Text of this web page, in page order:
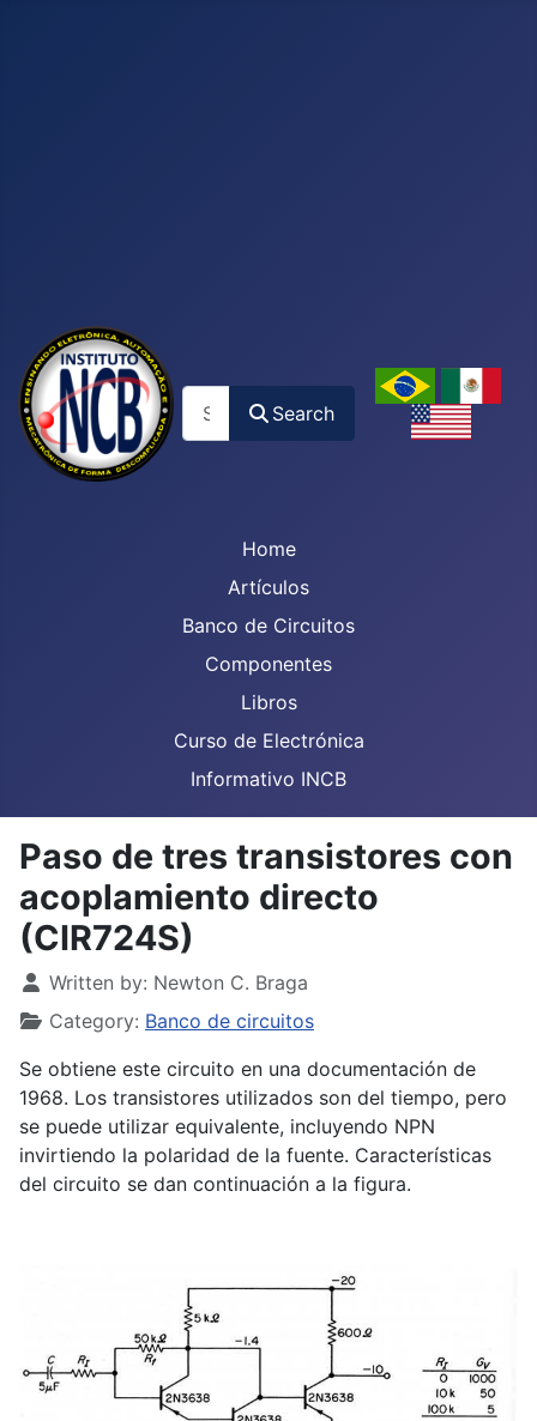
Search
Home
Artículos
Banco de Circuitos
Componentes
Libros
Curso de Electrónica
Informativo INCB
Paso de tres transistores con
acoplamiento directo
(CIR724S)
Details
Written by: Newton C. Braga
Category: Banco de circuitos
Se obtiene este circuito en una documentación de
1968. Los transistores utilizados son del tiempo, pero
se puede utilizar equivalente, incluyendo NPN
invirtiendo la polaridad de la fuente. Características
del circuito se dan continuación a la figura.